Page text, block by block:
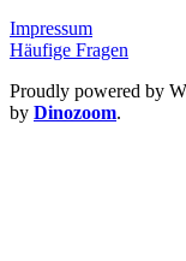
Impressum
Häufige Fragen
Proudly powered by
by Dinozoom.